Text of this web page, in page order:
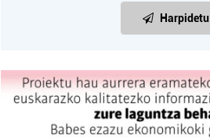
Harpidetu